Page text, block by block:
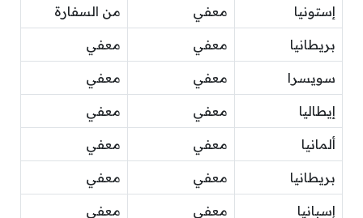
إستونيا معفي من السفارة
بريطانيا معفي معفي
سويسرا معفي معفي
إيطاليا معفي معفي
ألمانيا معفي معفي
بريطانيا معفي معفي
إسبانيا معفي معفي